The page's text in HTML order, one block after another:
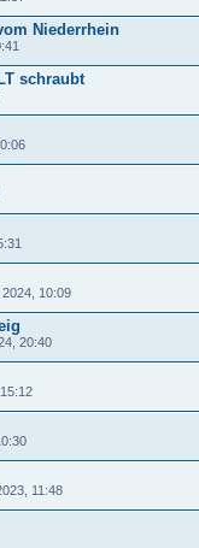
Niederrhein
schraubt
10:09
20:40
11:48